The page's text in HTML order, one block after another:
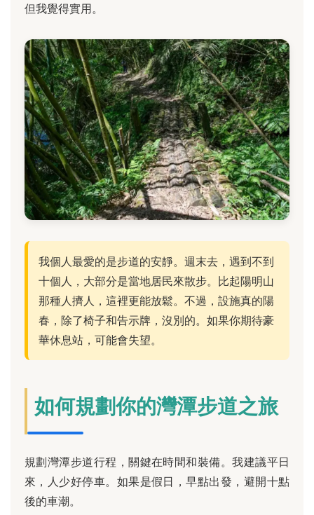
但我覺得實用。
我個人最愛的是步道的安靜。週末去，遇到不到
十個人，大部分是當地居民來散步。比起陽明山
那種人擠人，這裡更能放鬆。不過，設施真的陽
春，除了椅子和告示牌，沒別的。如果你期待豪
華休息站，可能會失望。
如何規劃你的灣潭步道之旅
規劃灣潭步道行程，關鍵在時間和裝備。我建議平日
來，人少好停車。如果是假日，早點出發，避開十點
後的車潮。